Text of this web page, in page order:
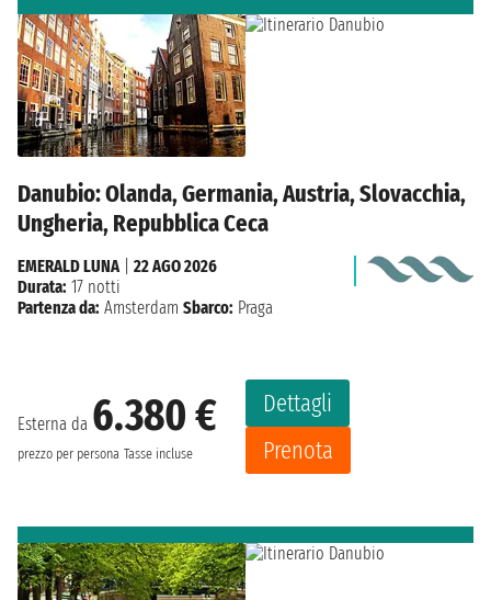
Danubio: Olanda, Germania, Austria, Slovacchia,
Ungheria, Repubblica Ceca
Esterna da 6.380 €
prezzo per persona Tasse incluse
Dettagli
Prenota
EMERALD LUNA| 22 AGO 2026
Durata: 17 notti
Partenza da: Amsterdam Sbarco: Praga